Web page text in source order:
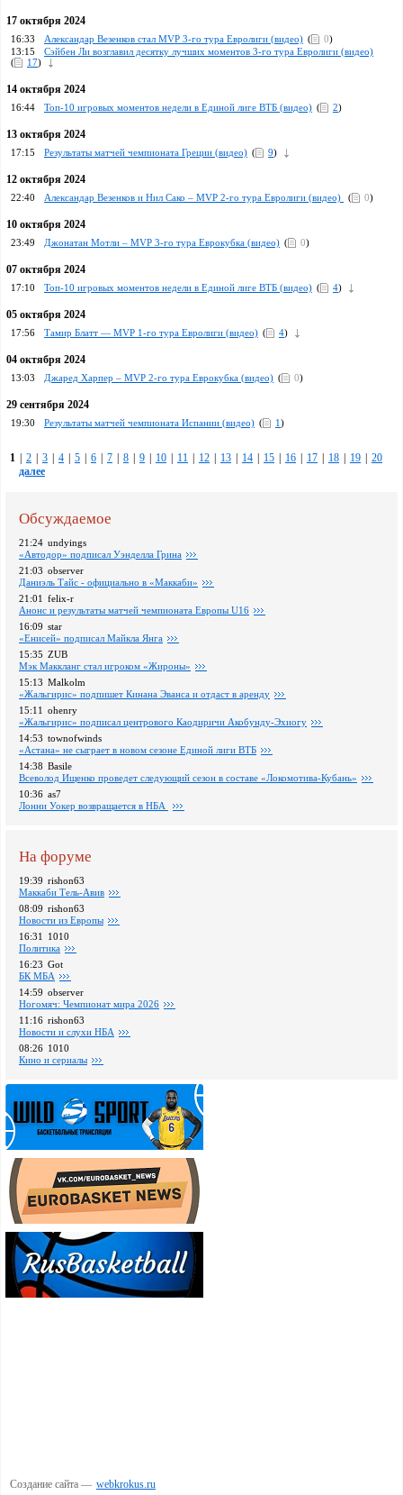
17 октября 2024
16:33 Александар Везенков стал MVP 3-го тура Евролиги (видео) ( 0)
13:15
Сэйбeн Ли возглавил десятку лучших моментов 3-го тура Евролиги (видео)
(
17)
14 октября 2024
16:44 Топ-10 игровых моментов недели в Единой лиге ВТБ (видео) ( 2)
13 октября 2024
17:15 Результаты матчей чемпионата Греции (видео) ( 9)
12 октября 2024
22:40 Александар Везенков и Нил Сако – MVP 2-го тура Евролиги (видео) ( 0)
10 октября 2024
23:49 Джонатан Мотли – MVP 3-го тура Еврокубка (видео) ( 0)
07 октября 2024
17:10 Топ-10 игровых моментов недели в Единой лиге ВТБ (видео) ( 4)
05 октября 2024
17:56 Тамир Блатт — MVP 1-го тура Евролиги (видео) ( 4)
04 октября 2024
13:03 Джаред Харпер – MVP 2-го тура Еврокубка (видео) ( 0)
29 сентября 2024
19:30 Pезультаты матчей чемпионата Испании (видео) ( 1)
1 2 3 4 5 6 7 8 9 10 11 12 13 14 15 16 17 18 19
20
далее
Обсуждаемое
21:24 undyings
«Автодор» подписал Уэнделла Грина
21:03 observer
Даниэль Тайс - официально в «Маккаби»
21:01 felix-r
Анонс и результаты матчей чемпионата Европы U16
16:09 star
«Енисей» подписал Майкла Янга
15:35 ZUB
Мэк Маккланг стал игроком «Жироны»
15:13 Malkolm
«Жальгирис» подпишет Кинана Эванса и отдаст в аренду
15:11 ohenry
«Жальгирис» подписал центрового Каодиричи Акобунду-Эхиогу
14:53 townofwinds
«Астана» не сыграет в новом сезоне Единой лиги ВТБ
14:38 Basile
Всеволод Ищенко проведет следующий сезон в составе «Локомотива-Кубань»
10:36 as7
Лонни Уокер возвращается в НБА
На форуме
19:39 rishon63
Маккаби Тель-Авив
08:09 rishon63
Новости из Европы
16:31
1010
Политика
16:23 Got
БК МБА
14:59 observer
Ногомяч: Чемпионат мира 2026
11:16 rishon63
Новости и слухи НБА
08:26 1010
Кино и сериалы
Создание сайта — webkrokus.ru